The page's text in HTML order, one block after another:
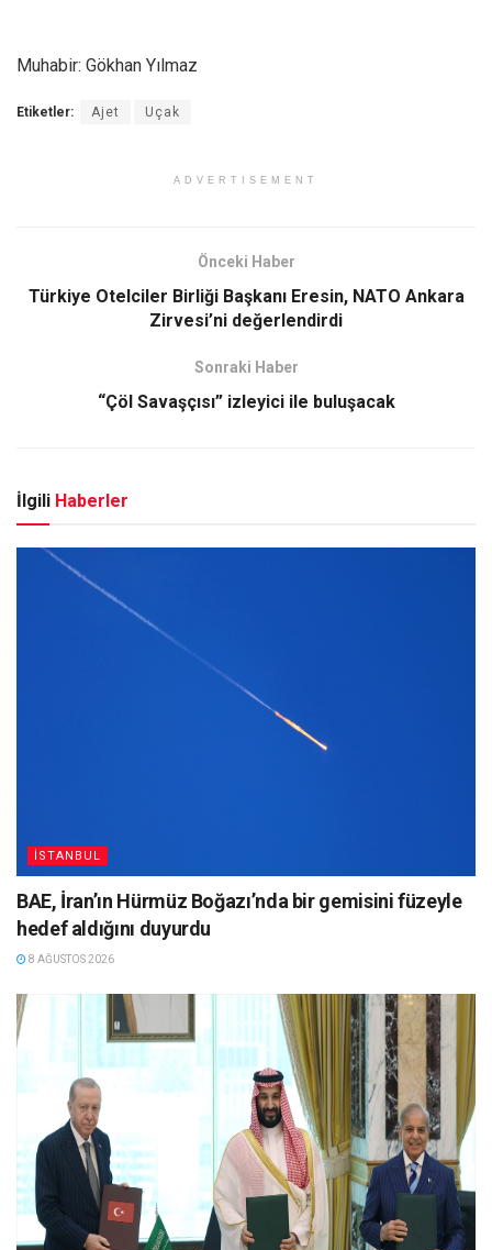
Muhabir: Gökhan Yılmaz
Etiketler: Ajet Uçak
ADVERTISEMENT
Önceki Haber
Türkiye Otelciler Birliği Başkanı Eresin, NATO Ankara
Zirvesi’ni değerlendirdi
Sonraki Haber
“Çöl Savaşçısı” izleyici ile buluşacak
İlgili Haberler
İSTANBUL
BAE, İran’ın Hürmüz Boğazı’nda bir gemisini füzeyle
hedef aldığını duyurdu
8 AĞUSTOS 2026